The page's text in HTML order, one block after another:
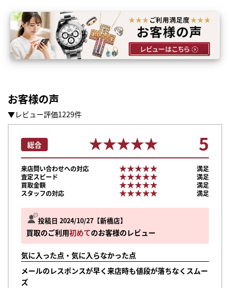
お客様の声
▼レビュー評価1229件
投稿日 2024/10/27 新橋店
買取のご利用初めてのお客様のレビュー
気に入った点・気に入らなかった点
メールのレスポンスが早く来店時も値段が落ちなくスムー
ズ
総合 ★★★★★
★★★★★ 5
来店問い合わせへの対応 ★★★★★
★★★★★
満足
査定スピード
★★★★★
★★★★★
満足
買取金額
★★★★★
★★★★★
満足
スタッフの対応
★★★★★
★★★★★ 満足